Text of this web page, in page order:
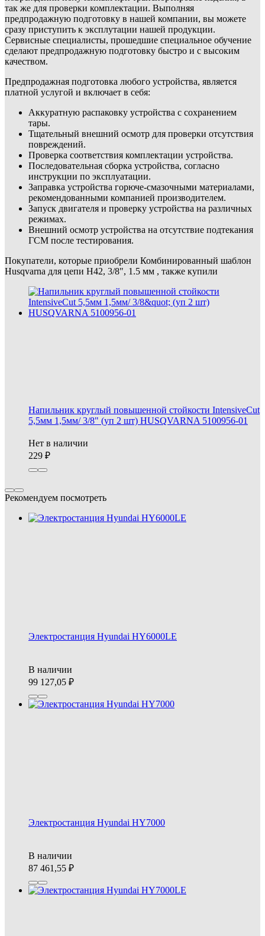
так же для проверки комплектации. Выполняя
предпродажную подготовку в нашей компании, вы можете
сразу приступить к эксплутации нашей продукции.
Сервисные специалисты, прошедшие специальное обучение
сделают предпродажную подготовку быстро и с высоким
качеством.
Предпродажная подготовка любого устройства, является
платной услугой и включает в себя:
Аккуратную распаковку устройства с сохранением
тары.
Тщательный внешний осмотр для проверки отсутствия
повреждений.
Проверка соответствия комплектации устройства.
Последовательная сборка устройства, согласно
инструкции по эксплуатации.
Заправка устройства горюче-смазочными материалами,
рекомендованными компанией производителем.
Запуск двигателя и проверку устройства на различных
режимах.
Внешний осмотр устройства на отсутствие подтекания
ГСМ после тестирования.
Покупатели, которые приобрели Комбинированный шаблон
Husqvarna для цепи Н42, 3/8", 1.5 мм , также купили
Напильник круглый повышенной стойкости IntensiveCut
5,5мм 1,5мм/ 3/8" (уп 2 шт) HUSQVARNA 5100956-01
Нет в наличии
229
Рекомендуем посмотреть
Электростанция Hyundai HY6000LE
В наличии
99 127,05
Электростанция Hyundai HY7000
В наличии
87 461,55